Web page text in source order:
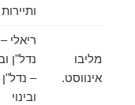
ותיירות
מליבו
אינווסט.
ריאלי –
נדל"ן ובינוי
– נדל"ן
ובינוי